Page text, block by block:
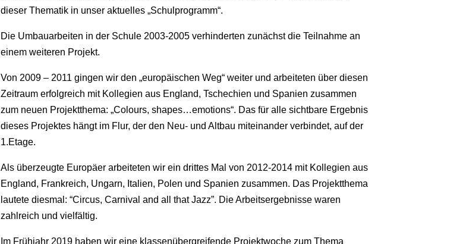
dieser Thematik in unser aktuelles „Schulprogramm“.
Die Umbauarbeiten in der Schule 2003-2005 verhinderten zunächst die Teilnahme an
einem weiteren Projekt.
Von 2009 – 2011 gingen wir den „europäischen Weg“ weiter und arbeiteten über diesen
Zeitraum erfolgreich mit Kollegien aus England, Tschechien und Spanien zusammen
zum neuen Projektthema: „Colours, shapes…emotions“. Das für alle sichtbare Ergebnis
dieses Projektes hängt im Flur, der den Neu- und Altbau miteinander verbindet, auf der
1.Etage.
Als überzeugte Europäer arbeiteten wir ein drittes Mal von 2012-2014 mit Kollegien aus
England, Frankreich, Ungarn, Italien, Polen und Spanien zusammen. Das Projektthema
lautete diesmal: “Circus, Carnival and all that Jazz”. Die Arbeitsergebnisse waren
zahlreich und vielfältig.
Im Frühjahr 2019 haben wir eine klassenübergreifende Projektwoche zum Thema